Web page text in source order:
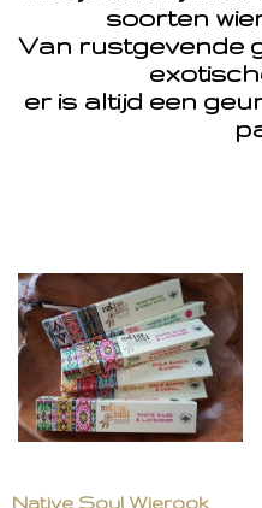
soorten
Van rustgevende
er is altijd een
Native Soul Wierook